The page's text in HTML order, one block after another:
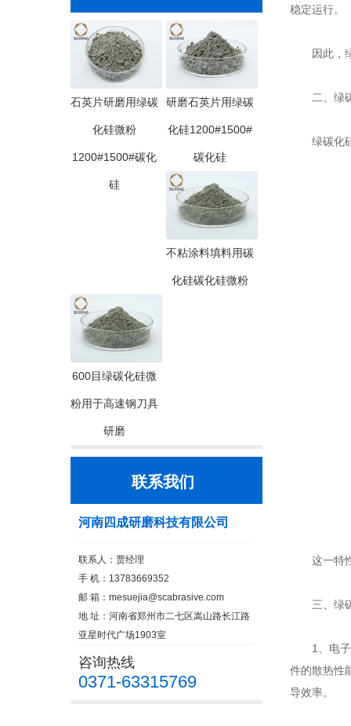
石英片研磨用绿碳
化硅微粉
1200#1500#碳化
硅
研磨石英片用绿碳
化硅1200#1500#
碳化硅
不粘涂料填料用碳
化硅碳化硅微粉
600目绿碳化硅微
粉用于高速钢刀具
研磨
联系我们
河南四成研磨科技有限公司
联系人：贾经理
手 机：13783669352
邮 箱： mesuejia@scabrasive.com
地 址：河南省郑州市二七区嵩山路长江路
亚星时代广场1903室
咨询热线
0371-63315769
稳定运行。
因此，绿
二、绿碳
绿碳化硅
这一特
三、绿碳
1、电子器
件的散热性
导效率。